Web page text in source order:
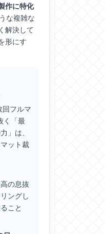
作に特化
な複雑な
解決して
形にす
フルマ
く「最
」は、
ット裁
の息抜
ングし
こと